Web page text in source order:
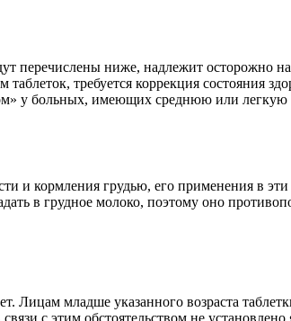
перечислены ниже, надлежит осторожно
требуется коррекция состояния
у больных, имеющих среднюю или
и кормления грудью, его применения в
в грудное молоко, поэтому оно
Лицам младше указанного возраста
с этим обстоятельством не